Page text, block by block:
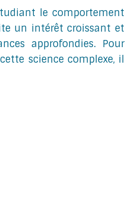
le comportement
un intérêt croissant et
approfondies. Pour
science complexe, il